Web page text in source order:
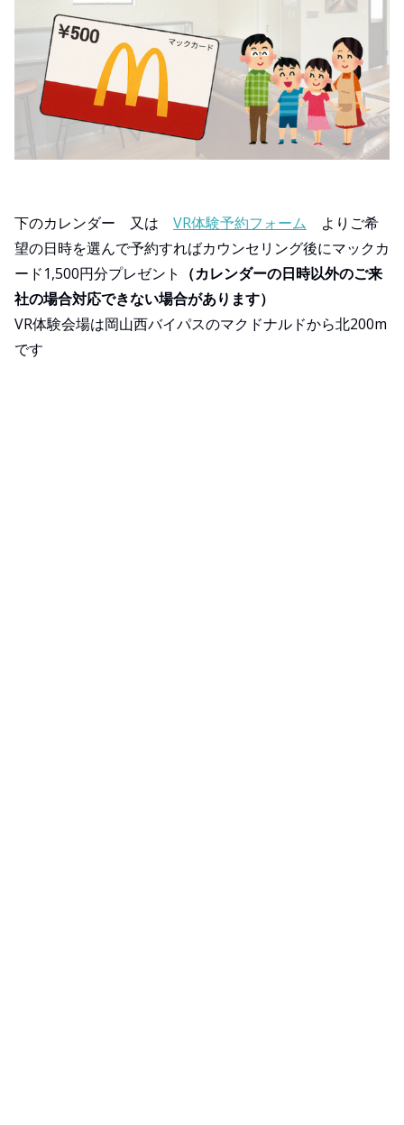
下のカレンダー 又は VR体験予約フォーム よりご希
望の日時を選んで予約すればカウンセリング後にマックカ
ード1,500円分プレゼント
（カレンダーの日時以外のご来
社の場合対応できない場合があります）
VR体験会場は岡山西バイパスのマクドナルドから北200m
です